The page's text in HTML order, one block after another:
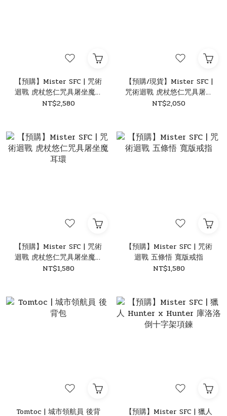
【預購】Mister SFC | 咒術
迴戰 虎杖悠仁咒具屠坐魔耳
環
NT$2,580
【預購/現貨】Mister SFC |
咒術迴戰 虎杖悠仁咒具屠坐
魔項鍊
NT$2,050
【預購】Mister SFC | 咒術
迴戰 虎杖悠仁咒具屠坐魔耳
環
NT$1,580
【預購】Mister SFC | 咒術
迴戰 五條悟 寬版戒指
NT$1,580
Tomtoc | 城市領航員 後背 【預購】Mister SFC | 獵人